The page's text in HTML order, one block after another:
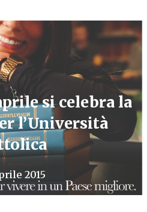
si celebra la
l’Università
2015